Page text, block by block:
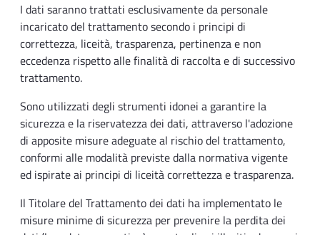
I dati saranno trattati esclusivamente da personale
incaricato del trattamento secondo i principi di
correttezza, liceità, trasparenza, pertinenza e non
eccedenza rispetto alle finalità di raccolta e di successivo
trattamento.
Sono utilizzati degli strumenti idonei a garantire la
sicurezza e la riservatezza dei dati, attraverso l'adozione
di apposite misure adeguate al rischio del trattamento,
conformi alle modalità previste dalla normativa vigente
ed ispirate ai principi di liceità correttezza e trasparenza.
Il Titolare del Trattamento dei dati ha implementato le
misure minime di sicurezza per prevenire la perdita dei